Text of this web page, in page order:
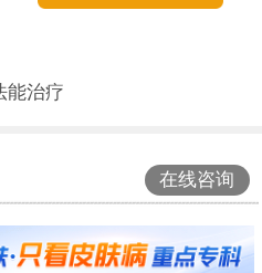
能治疗
在线咨询